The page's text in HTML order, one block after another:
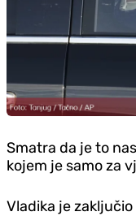
Smatra da je to
kojem je samo za
Vladika je